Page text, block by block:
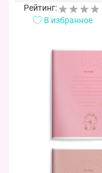
Рейтинг:
В избранное